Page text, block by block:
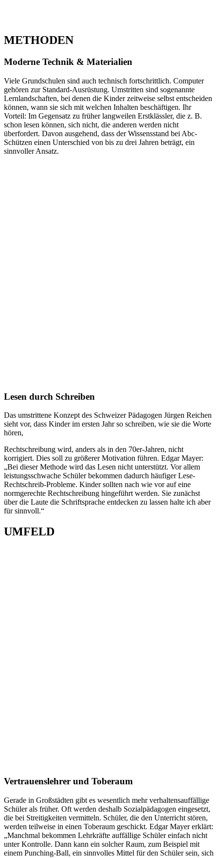
METHODEN
Moderne Technik & Materialien
Viele Grundschulen sind auch technisch fortschrittlich. Computer
gehören zur Standard-Ausrüstung. Umstritten sind sogenannte
Lernlandschaften, bei denen die Kinder zeitweise selbst entscheiden
können, wann sie sich mit welchen Inhalten beschäftigen. Ihr
Vorteil: Im Gegensatz zu früher langweilen Erstklässler, die z. B.
schon lesen können, sich nicht, die anderen werden nicht
überfordert. Davon ausgehend, dass der Wissensstand bei Abc-
Schützen einen Unterschied von bis zu drei Jahren beträgt, ein
sinnvoller Ansatz.
Lesen durch Schreiben
Das umstrittene Konzept des Schweizer Pädagogen Jürgen Reichen
sieht vor, dass Kinder im ersten Jahr so schreiben, wie sie die Worte
hören,
Rechtschreibung wird, anders als in den 70er-Jahren, nicht
korrigiert. Dies soll zu größerer Motivation führen. Edgar Mayer:
„Bei dieser Methode wird das Lesen nicht unterstützt. Vor allem
leistungsschwache Schüler bekommen dadurch häufiger Lese-
Rechtschreib-Probleme. Kinder sollten nach wie vor auf eine
normgerechte Rechtschreibung hingeführt werden. Sie zunächst
über die Laute die Schriftsprache entdecken zu lassen halte ich aber
für sinnvoll.“
UMFELD
Vertrauenslehrer und Toberaum
Gerade in Großstädten gibt es wesentlich mehr verhaltensauffällige
Schüler als früher. Oft werden deshalb Sozialpädagogen eingesetzt,
die bei Streitigkeiten vermitteln. Schüler, die den Unterricht stören,
werden teilweise in einen Toberaum geschickt. Edgar Mayer erklärt:
„Manchmal bekommen Lehrkräfte auffällige Schüler einfach nicht
unter Kontrolle. Dann kann ein solcher Raum, zum Beispiel mit
einem Punching-Ball, ein sinnvolles Mittel für den Schüler sein, sich